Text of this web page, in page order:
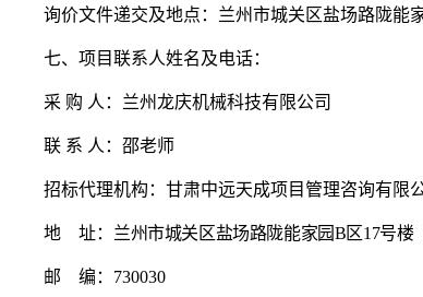
询价文件递交及地点：兰州市城关区盐场路陇能
七、项目联系人姓名及电话：
采 购 人： 兰州龙庆机械科技有限公司
联 系 人： 邵老师
招标代理机构：甘肃中远天成项目管理咨询有限
地 址： 兰州市城关区盐场路陇能家园B区17号楼
邮 编： 730030